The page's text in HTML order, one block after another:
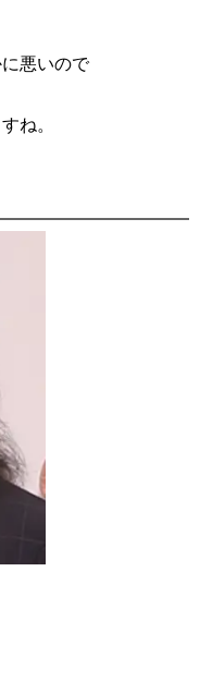
悪いので
ね。